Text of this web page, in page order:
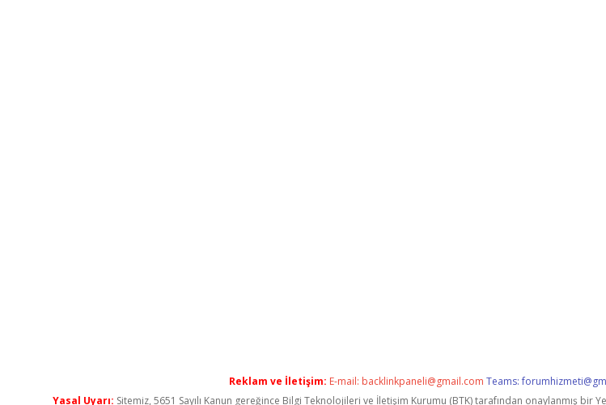
Reklam ve İletişim: E-mail: backlinkpaneli@gmail.com Teams:
Yasal Uyarı: Sitemiz, 5651 Sayılı Kanun gereğince Bilgi Teknolojileri ve İletişim Kurumu (BTK) tarafından onaylanmış